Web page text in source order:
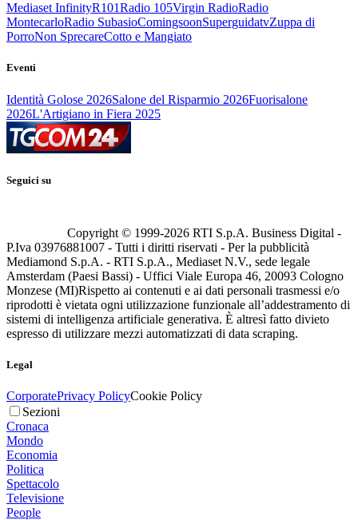
Mediaset InfinityR101Radio 105Virgin RadioRadio
MontecarloRadio SubasioComingsoonSuperguidatvZuppa di
PorroNon SprecareCotto e Mangiato
Eventi
Identità Golose 2026Salone del Risparmio 2026Fuorisalone
2026L'Artigiano in Fiera 2025
Seguici su
Copyright © 1999-2026 RTI S.p.A. Business Digital -
P.Iva 03976881007 - Tutti i diritti riservati - Per la pubblicità
Mediamond S.p.A. - RTI S.p.A., Mediaset N.V., sede legale
Amsterdam (Paesi Bassi) - Uffici Viale Europa 46, 20093 Cologno
Monzese (MI)Rispetto ai contenuti e ai dati personali trasmessi e/o
riprodotti è vietata ogni utilizzazione funzionale all’addestramento di
sistemi di intelligenza artificiale generativa. È altresì fatto divieto
espresso di utilizzare mezzi automatizzati di data scraping.
Legal
CorporatePrivacy PolicyCookie Policy
Sezioni
Cronaca
Mondo
Economia
Politica
Spettacolo
Televisione
People